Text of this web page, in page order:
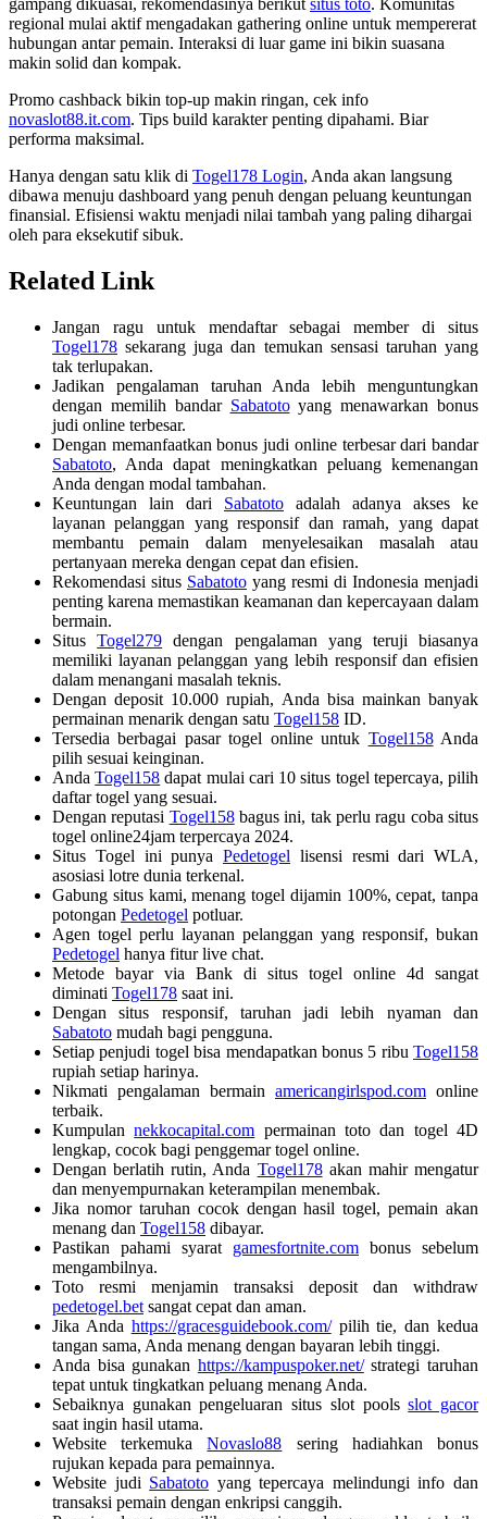
gampang dikuasai, rekomendasinya berikut situs toto. Komunitas
regional mulai aktif mengadakan gathering online untuk mempererat
hubungan antar pemain. Interaksi di luar game ini bikin suasana
makin solid dan kompak.
Promo cashback bikin top-up makin ringan, cek info
novaslot88.it.com. Tips build karakter penting dipahami. Biar
performa maksimal.
Hanya dengan satu klik di Togel178 Login, Anda akan langsung
dibawa menuju dashboard yang penuh dengan peluang keuntungan
finansial. Efisiensi waktu menjadi nilai tambah yang paling dihargai
oleh para eksekutif sibuk.
Related Link
Jangan ragu untuk mendaftar sebagai member di situs
Togel178 sekarang juga dan temukan sensasi taruhan yang
tak terlupakan.
Jadikan pengalaman taruhan Anda lebih menguntungkan
dengan memilih bandar Sabatotoyang menawarkan bonus
judi online terbesar.
Dengan memanfaatkan bonus judi online terbesar dari bandar
Sabatoto, Anda dapat meningkatkan peluang kemenangan
Anda dengan modal tambahan.
Keuntungan lain dari Sabatoto adalah adanya akses ke
layanan pelanggan yang responsif dan ramah, yang dapat
membantu pemain dalam menyelesaikan masalah atau
pertanyaan mereka dengan cepat dan efisien.
Rekomendasi situs Sabatoto yang resmi di Indonesia menjadi
penting karena memastikan keamanan dan kepercayaan dalam
bermain.
SitusTogel279 dengan pengalaman yang teruji biasanya
memiliki layanan pelanggan yang lebih responsif dan efisien
dalam menangani masalah teknis.
Dengan deposit 10.000 rupiah, Anda bisa mainkan banyak
permainan menarik dengan satu Togel158 ID.
Tersedia berbagai pasar togel online untuk Togel158Anda
pilih sesuai keinginan.
AndaTogel158 dapat mulai cari 10 situs togel tepercaya, pilih
daftar togel yang sesuai.
Dengan reputasi Togel158bagus ini, tak perlu ragu coba situs
togel online24jam terpercaya 2024.
Situs Togel ini punya Pedetogel lisensi resmi dari WLA,
asosiasi lotre dunia terkenal.
Gabung situs kami, menang togel dijamin 100%, cepat, tanpa
potongan Pedetogel potluar.
Agen togel perlu layanan pelanggan yang responsif, bukan
Pedetogel hanya fitur live chat.
Metode bayar via Bank di situs togel online 4d sangat
diminati Togel178 saat ini.
Dengan situs responsif, taruhan jadi lebih nyaman dan
Sabatoto mudah bagi pengguna.
Setiap penjudi togel bisa mendapatkan bonus 5 ribu Togel158
rupiah setiap harinya.
Nikmati pengalaman bermain americangirlspod.com online
terbaik.
Kumpulannekkocapital.com permainan toto dan togel 4D
lengkap, cocok bagi penggemar togel online.
Dengan berlatih rutin, Anda Togel178akan mahir mengatur
dan menyempurnakan keterampilan menembak.
Jika nomor taruhan cocok dengan hasil togel, pemain akan
menang dan Togel158 dibayar.
Pastikan pahami syarat gamesfortnite.com bonus sebelum
mengambilnya.
Toto resmi menjamin transaksi deposit dan withdraw
pedetogel.bet sangat cepat dan aman.
Jika Anda https://gracesguidebook.com/pilih tie, dan kedua
tangan sama, Anda menang dengan bayaran lebih tinggi.
Anda bisa gunakan https://kampuspoker.net/strategi taruhan
tepat untuk tingkatkan peluang menang Anda.
Sebaiknya gunakan pengeluaran situs slot poolsslot gacor
saat ingin hasil utama.
Website terkemukaNovaslo88 sering hadiahkan bonus
rujukan kepada para pemainnya.
Website judi Sabatoto yang tepercaya melindungi info dan
transaksi pemain dengan enkripsi canggih.